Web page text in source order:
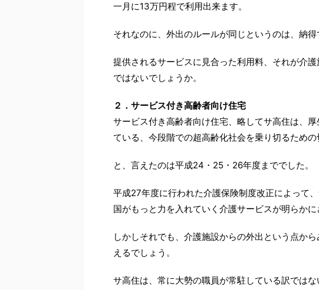
一月に13万円程で利用出来ます。
それなのに、外出のルールが同じというのは、納得
提供されるサービスに見合った利用料、それが介
ではないでしょうか。
２．サービス付き高齢者向け住宅
サービス付き高齢者向け住宅、略してサ高住は、
ている、今段階での超高齢化社会を乗り切るための
と、言えたのは平成24・25・26年度まででした。
平成27年度に行われた介護保険制度改正によって
国がもっと力を入れていく介護サービスが明らかに
しかしそれでも、介護施設からの外出という点か
えるでしょう。
サ高住は、常に大勢の職員が常駐している訳では